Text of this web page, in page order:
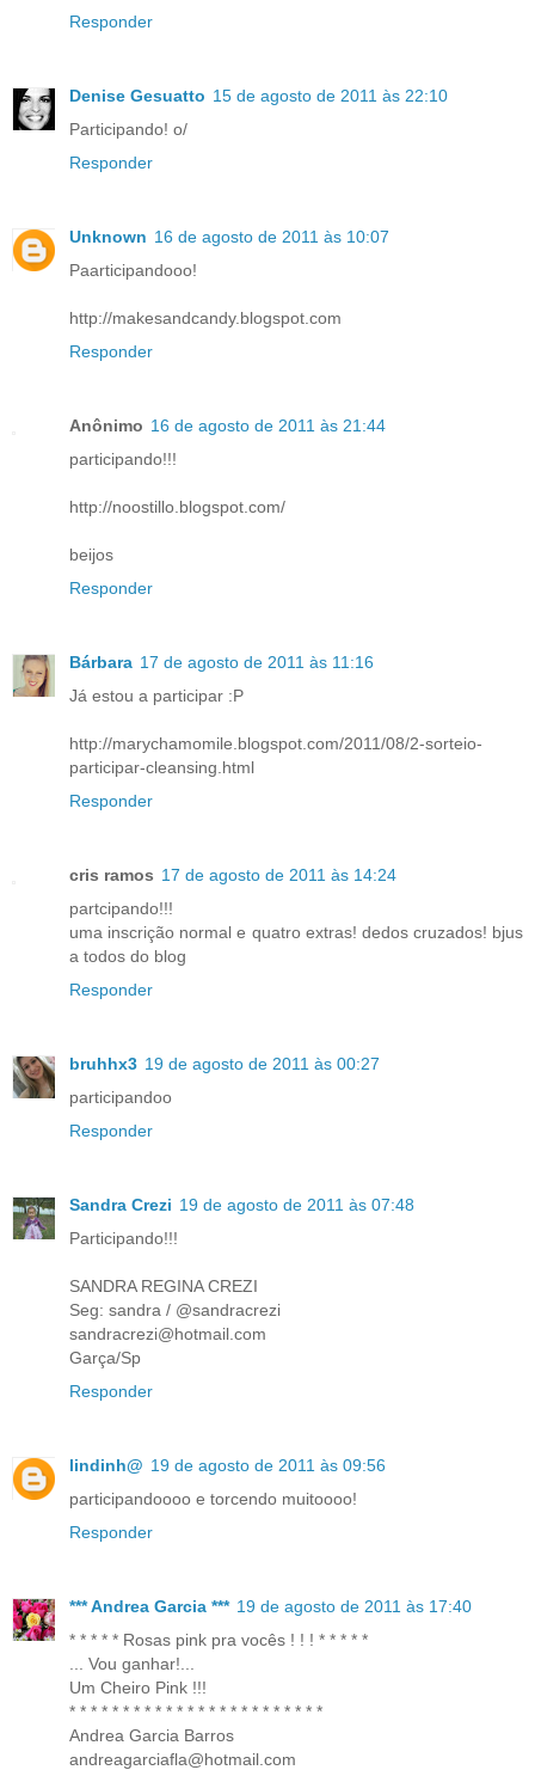
Responder
Denise Gesuatto 15 de agosto de 2011 às 22:10
Participando! o/
Responder
Unknown 16 de agosto de 2011 às 10:07
Paarticipandooo!
http://makesandcandy.blogspot.com
Responder
Anônimo 16 de agosto de 2011 às 21:44
participando!!!
http://noostillo.blogspot.com/
beijos
Responder
Bárbara 17 de agosto de 2011 às 11:16
Já estou a participar :P
http://marychamomile.blogspot.com/2011/08/2-sorteio-
participar-cleansing.html
Responder
cris ramos 17 de agosto de 2011 às 14:24
partcipando!!!
uma inscrição normal e quatro extras! dedos cruzados! bjus
a todos do blog
Responder
bruhhx3 19 de agosto de 2011 às 00:27
participandoo
Responder
Sandra Crezi 19 de agosto de 2011 às 07:48
Participando!!!
SANDRA REGINA CREZI
Seg: sandra / @sandracrezi
sandracrezi@hotmail.com
Garça/Sp
Responder
lindinh@ 19 de agosto de 2011 às 09:56
participandoooo e torcendo muitoooo!
Responder
*** Andrea Garcia *** 19 de agosto de 2011 às 17:40
* * * * * Rosas pink pra vocês ! ! ! * * * * *
... Vou ganhar!...
Um Cheiro Pink !!!
* * * * * * * * * * * * * * * * * * * * * * * *
Andrea Garcia Barros
andreagarciafla@hotmail.com